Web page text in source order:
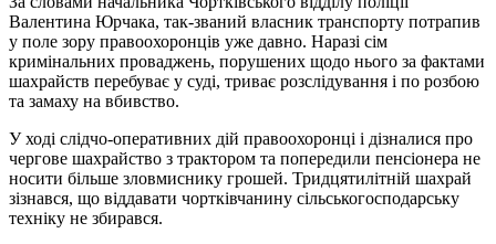
Валентина Юрчака, так-званий власник транспорту потрапив
у поле зору правоохоронців уже давно. Наразі сім
кримінальних проваджень, порушених щодо нього за фактами
шахрайств перебуває у суді, триває розслідування і по розбою
та замаху на вбивство.
У ході слідчо-оперативних дій правоохоронці і дізналися про
чергове шахрайство з трактором та попередили пенсіонера не
носити більше зловмиснику грошей. Тридцятилітній шахрай
зізнався, що віддавати чортківчанину сільськогосподарську
техніку не збирався.